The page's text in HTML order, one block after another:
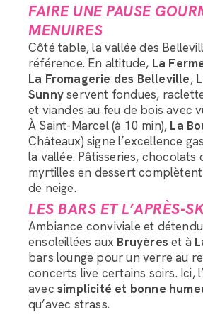
FAIRE UNE PAUSE
MENUIRES
Côté table, la vallée des
référence. En altitude, La
La Fromagerie des Belleville,
Sunnyservent fondues,
et viandes au feu de bois avec
À Saint-Marcel (à 10 min), La
Châteaux) signe l’excellence
la vallée. Pâtisseries, chocolats
myrtilles en dessert
de neige.
LES BARS ET L’APRÈS-
Ambiance conviviale et
ensoleillées aux Bruyères et à
bars lounge pour un verre au
concerts live certains soirs. Ici,
avec simplicité et bonne
qu’avec strass.